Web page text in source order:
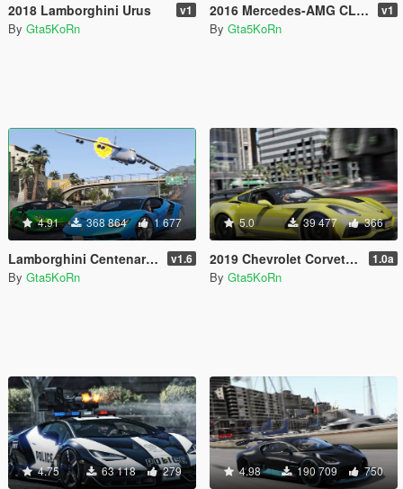
2018 Lamborghini Urus v1
By Gta5KoRn
2016 Mercedes-AMG CLA45 Coupé [Add-On] v1
By Gta5KoRn
4.91 368 864 1 677
Lamborghini Centenario LP 770-4 [Remastered | Livery | FiveM] v1.6
By Gta5KoRn
5.0 39 477 366
2019 Chevrolet Corvette ZR1 Coupé [Add-On | Replace] 1.0a
By Gta5KoRn
4.75 63 118 279 4.98 190 709 750